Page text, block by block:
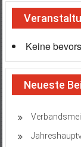
Keine
Neueste